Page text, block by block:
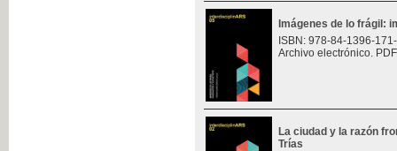
Imágenes de lo frágil:
ISBN: 978-84-1396-
Archivo electrónico.
La ciudad y la razón
Trías